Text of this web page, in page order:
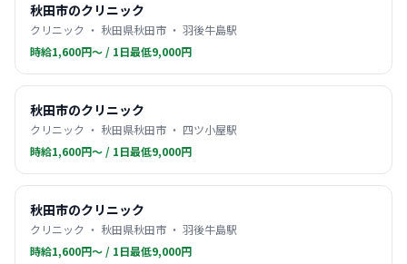
秋田市のクリニック
クリニック ・ 秋田県秋田市 ・ 羽後牛島駅
時給1,600円〜 / 1日最低9,000円
秋田市のクリニック
クリニック ・ 秋田県秋田市 ・ 四ツ小屋駅
時給1,600円〜 / 1日最低9,000円
秋田市のクリニック
クリニック ・ 秋田県秋田市 ・ 羽後牛島駅
時給1,600円〜 / 1日最低9,000円